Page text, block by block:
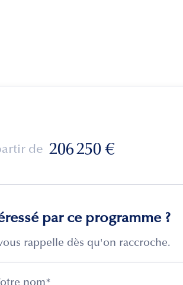
de 206 250 €
par ce programme ?
rappelle dès qu'on raccroche.